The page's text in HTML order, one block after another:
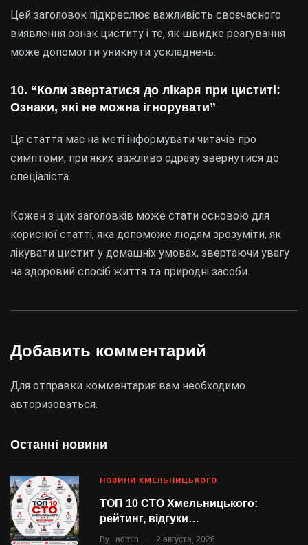
Останні новини
НОВИНИ ХМЕЛЬНИЦЬКОГО
ТОП 10 СТО Хмельницького:
рейтинг, відгуки…
By admin . 2 августа, 2026
Цей заголовок підкреслює важливість своєчасного
виявлення ознак циститу і те, як швидке реагування
може допомогти уникнути ускладнень.
10. “Коли звертатися до лікаря при циститі:
Ознаки, які не можна ігнорувати”
Ця стаття має на меті інформувати читачів про
симптоми, при яких важливо одразу звернутися до
спеціаліста.
Кожен з цих заголовків може стати основою для
корисної статті, яка допоможе людям зрозуміти, як
лікувати цистит у домашніх умовах, звертаючи увагу
на здоровий спосіб життя та природні засоби.
Добавить комментарий
Для отправки комментария вам необходимо
авторизоваться.